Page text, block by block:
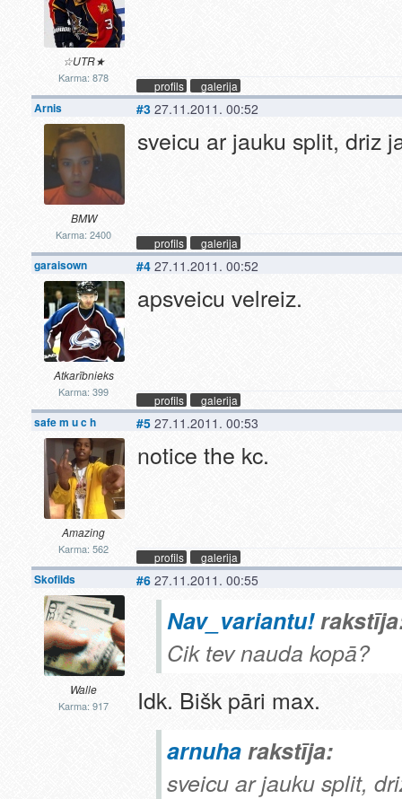
☆UTR★
Karma: 878
profils galerija
Arnis
BMW
Karma: 2400
#3 27.11.2011. 00:52
sveicu ar jauku split, driz
profils galerija
garaisown
Atkarībnieks
Karma: 399
#4 27.11.2011. 00:52
apsveicu velreiz.
profils galerija
safe m u c h
Amazing
Karma: 562
#5 27.11.2011. 00:53
notice the kc.
profils galerija
Skofilds
Walle
Karma: 917
#6 27.11.2011. 00:55
Nav_variantu!
Cik tev nauda kopā?
Idk. Bišk pāri max.
arnuharakstīja:
sveicu ar jauku split,